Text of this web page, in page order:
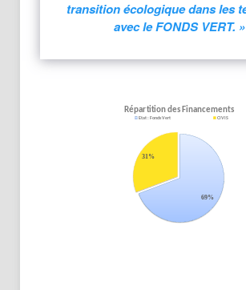
transition écologique dans les
avec le FONDS VERT. »